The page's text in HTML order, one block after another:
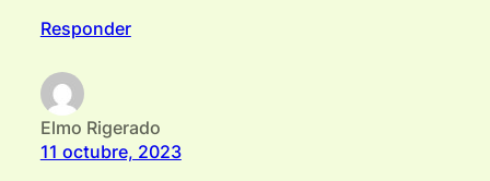
Responder
Elmo Rigerado
11 octubre, 2023